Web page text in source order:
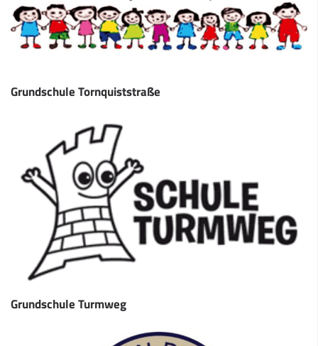
Grundschule Tornquiststraße
Grundschule Turmweg